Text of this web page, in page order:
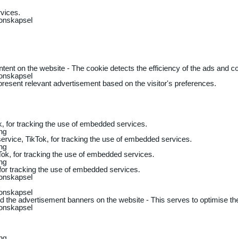
on the website - The cookie detects the efficiency of the ads and
relevant advertisement based on the visitor's preferences.
for tracking the use of embedded services.
TikTok, for tracking the use of embedded services.
for tracking the use of embedded services.
tracking the use of embedded services.
the advertisement banners on the website - This serves to optimise